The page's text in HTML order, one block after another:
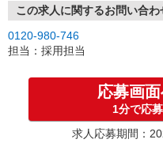
※ご希望があれば、職場見学
お気軽にご応募ください♪
この求人に関するお問い合わ
0120-980-746
担当：採用担当
応募画
1分で応
求人応募期間：